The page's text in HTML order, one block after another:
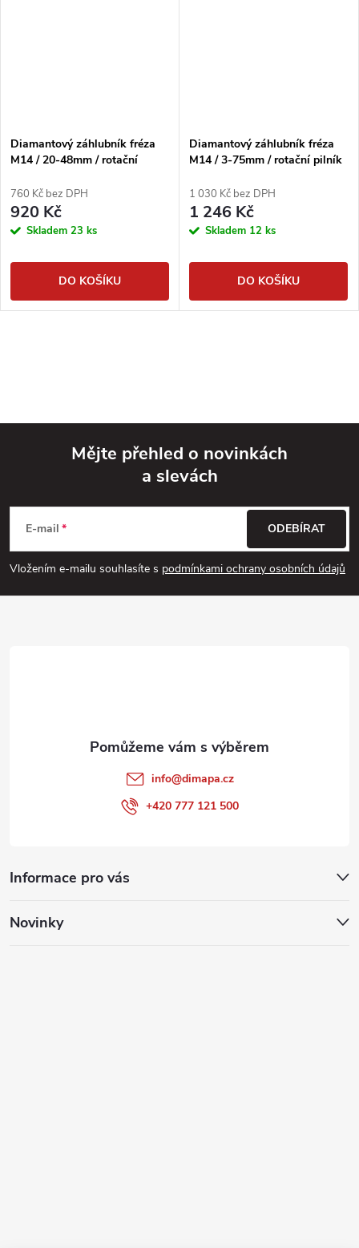
Diamantový záhlubník fréza
M14 / 20-48mm / rotační
760 Kč bez DPH
920 Kč
Skladem 23 ks
DO KOŠÍKU
Diamantový záhlubník fréza
M14 / 3-75mm / rotační pilník
1 030 Kč bez DPH
1 246 Kč
Skladem 12 ks
DO KOŠÍKU
p
a
Mějte přehled o novinkách
a slevách
E-mail
Vložením e-mailu souhlasíte s podmínkami ochrany osobních údajů
ODEBÍRAT
Informace pro vás
Novinky
info@dimapa.cz
+420 777 121 500